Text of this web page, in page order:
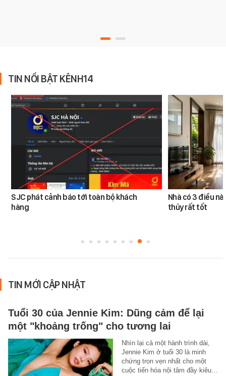
TIN NỔI BẬT KÊNH14
SJC phát cảnh báo tới toàn bộ khách
hàng
Nhà có 3 điều
thủy rất tốt
TIN MỚI CẬP NHẬT
Tuổi 30 của Jennie Kim: Dũng cảm để lại
một "khoảng trống" cho tương lai
Nhìn lại cả một hành trình dài,
Jennie Kim ở tuổi 30 là minh
chứng trọn vẹn nhất cho một
cuộc tiến hóa nội tâm đầy kiêu…